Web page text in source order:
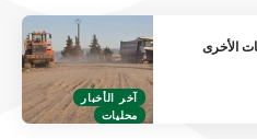
آخر الأخبار
محليات
الأخرى